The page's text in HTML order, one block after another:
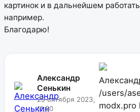
картинок и в дальнейшем
например.
Благодарю!
Александр
Сенькин
29 октября 2023,
11:50
/users/
modx.pro